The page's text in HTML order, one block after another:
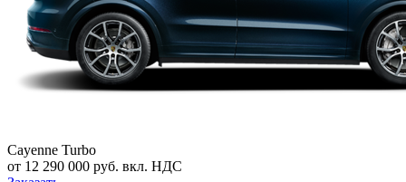
Cayenne Turbo
от 12 290 000 руб. вкл. НДС